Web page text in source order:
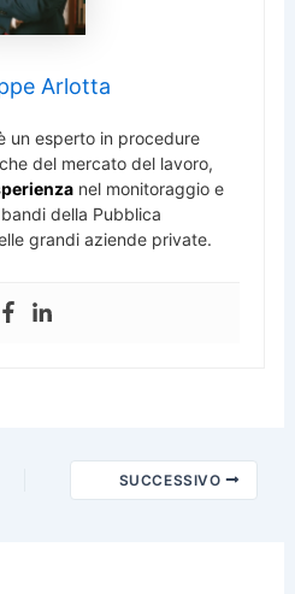
Arlotta
un esperto in procedure
del mercato del lavoro,
nel monitoraggio e
bandi della Pubblica
grandi aziende private.
SUCCESSIVO